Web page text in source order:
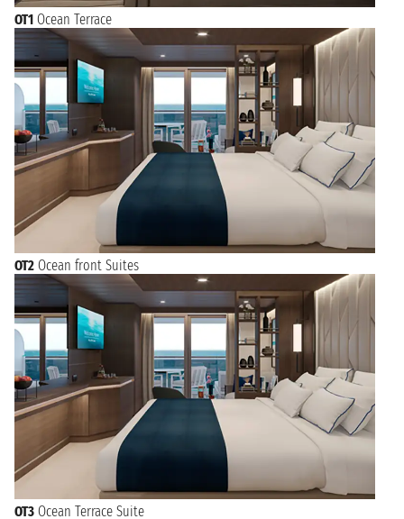
OT1 Ocean Terrace
OT2 Ocean front Suites
OT3 Ocean Terrace Suite